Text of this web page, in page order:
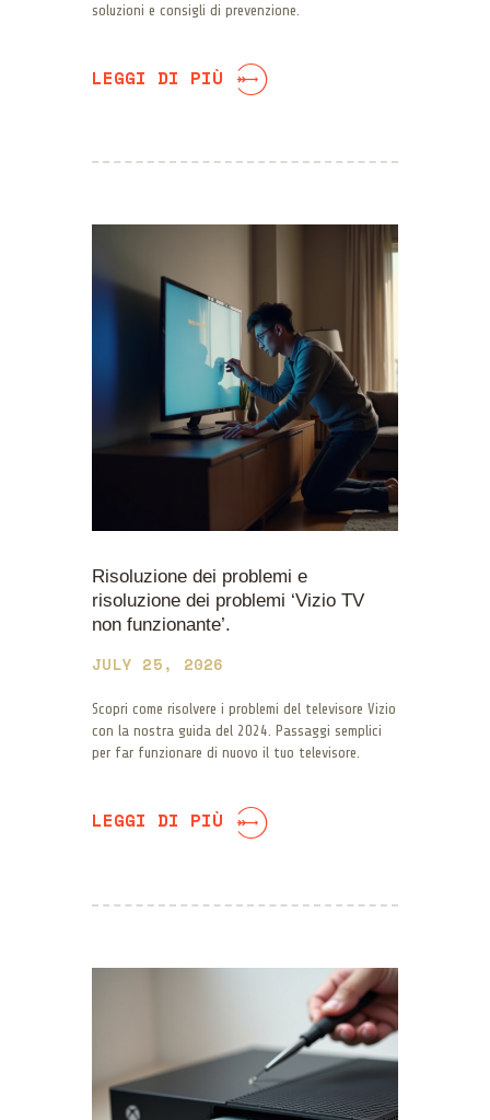
soluzioni e consigli di prevenzione.
LEGGI DI PIÙ
Risoluzione dei problemi e
risoluzione dei problemi ‘Vizio TV
non funzionante’.
JULY 25, 2026
Scopri come risolvere i problemi del televisore Vizio
con la nostra guida del 2024. Passaggi semplici
per far funzionare di nuovo il tuo televisore.
LEGGI DI PIÙ